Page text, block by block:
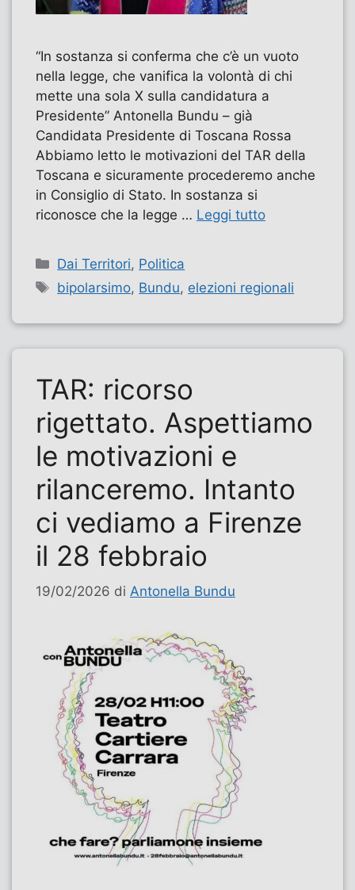
​“In sostanza si conferma che c’è un vuoto
nella legge, che vanifica la volontà di chi
mette una sola X sulla candidatura a
Presidente” Antonella Bundu – già
Candidata Presidente di Toscana Rossa​
Abbiamo letto le motivazioni del TAR della
Toscana e sicuramente procederemo anche
in Consiglio di Stato. In sostanza si
riconosce che la legge … Leggi tutto
Categorie
Dai Territori, Politica
Tag
bipolarsimo, Bundu, elezioni regionali
TAR: ricorso
rigettato. Aspettiamo
le motivazioni e
rilanceremo. Intanto
ci vediamo a Firenze
il 28 febbraio
19/02/2026 di Antonella Bundu